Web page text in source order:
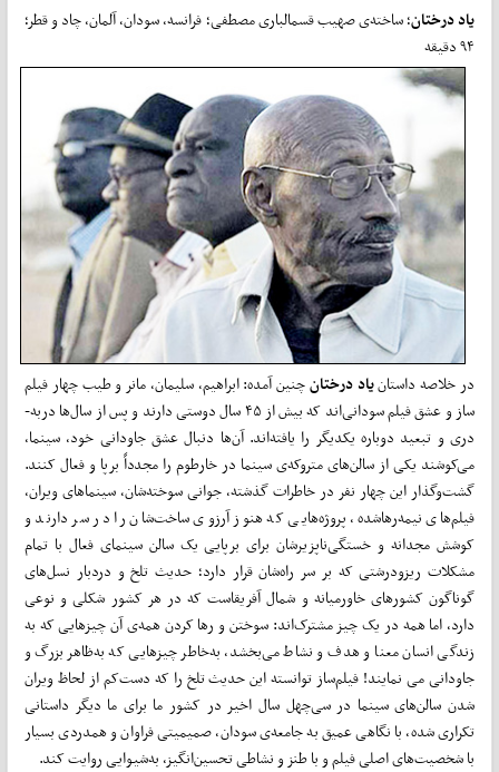
یاد درختان؛ ساخته‌ی صهیب قسم­­­الباری مصطفی؛ فرانسه، سودان، آلمان، چاد و قطر؛
۹۴ دقیقه
در خلاصه‌ داستانیاد درختانچنین آمده: ابراهیم، سلیمان، مانر و طیب چهار فیلم­­­‌
ساز و عشق فیلم سودانی‌­­اند که بیش از ۴۵ سال دوستی دارند و پس از سال­­‌ها دربه‌­­
دری و تبعید دوباره یک­­دیگر را یافته‌­­اند. آن­­‌ها دنبال عشق جاودانی خود، سینما،
می‌کوشند یکی از سالن‌­­های متروکه‌ی سینما در خارطوم را مجدداً برپا و فعال کنند.
گشت­­‌وگذار این چهار نفر در خاطرات گذشته، جوانی سوخته‌­شان، سینماهای ویران،
فیلم­­‌های نیمه‌رهاشده، پروژه­­‌هایی که هنوز آرزوی ساخت­­­‌شان را در سر دارند و
کوشش مجدانه و خستگی­­‌ناپزیرشان برای برپایی یک سالن سینمای فعال با تمام
مشکلات ریزودرشتی که بر سر راه­‌شان قرار دارد؛ حدیث تلخ و دردبار نسل­­­‌های
گوناگون کشورهای خاورمیانه و شمال آفریقاست که در هر کشور شکلی و نوعی
دارد، اما همه در یک چیز مشترک‌­­اند: سوختن و رها کردن همه‌ی آن چیزهایی که به
زندگی انسان معنا و هدف و نشاط می­­‌بخشد، به‌خاطر چیزهایی که به‌­­ظاهر بزرگ و
جاودانی می­­ نمایند! فیلم‌­­ساز توانسته این حدیث تلخ را که دست‌­­کم از لحاظ ویران
شدن سالن­­‌های سینما در سی‌چهل سال اخیر در کشور ما برای ما دیگر داستانی
تکراری شده، با نگاهی عمیق به جامعه‌ی سودان، صمیمیتی فراوان و هم­­دردی بسیار
با شخصیت­­‌های اصلی فیلم و با طنز و نشاطی تحسین­­‌انگیز، به­­‌شیوایی روایت کند.